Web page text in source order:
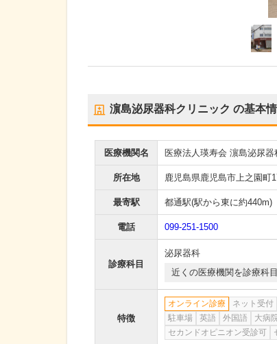
濵島泌尿器科クリニック の基本
医療機関名 医療法人瑛寿会 濵島泌尿器
所在地 鹿児島県鹿児島市上之園町
最寄駅 都通駅(駅から東に約440m)
電話 099-251-1500
診療科目
泌尿器科
近くの医療機関を診療科
特徴
オンライン診療 ネット受付
駐車場
英語 外国語 大病
セカンドオピニオン受診可